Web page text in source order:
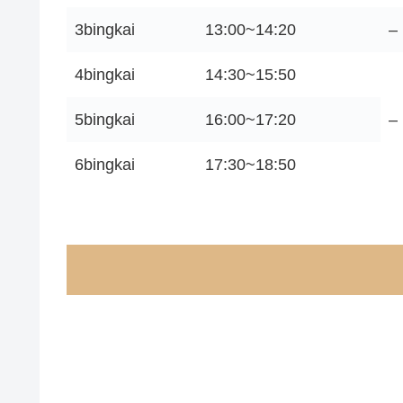
3bingkai 13:00~14:20 –
4bingkai 14:30~15:50
–
5bingkai 16:00~17:20
6bingkai 17:30~18:50